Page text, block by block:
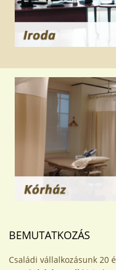
BEMUTATKOZÁS
Családi vállalkozásunk 20